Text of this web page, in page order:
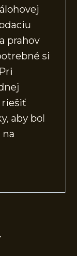
prahov
si
riešiť
aby bol